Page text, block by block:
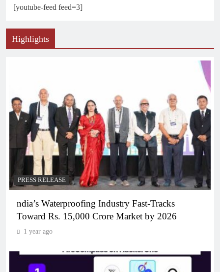
[youtube-feed feed=3]
Highlights
PRESS RELEASE
ndia’s Waterproofing Industry Fast-Tracks
Toward Rs. 15,000 Crore Market by 2026
1 year ago